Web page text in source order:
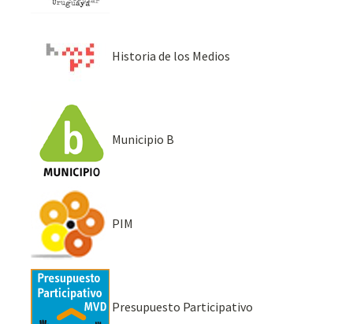
Historia de los Medios
Municipio B
PIM
Presupuesto Participativo